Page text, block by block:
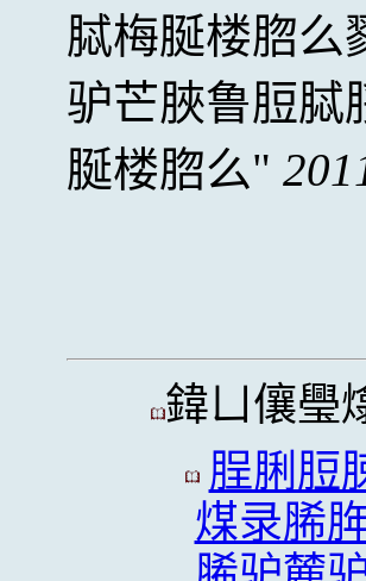
脦梅脠楼脗么
驴芒脥鲁脰脦
脠楼脗么
鍏ㄩ儴璺
脭脷脰
煤录脪